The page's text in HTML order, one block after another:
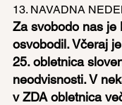
13. NAVADNA
Za svobodo nas je
osvobodil. Včeraj
25. obletnica
neodvisnosti. V
v ZDA obletnica